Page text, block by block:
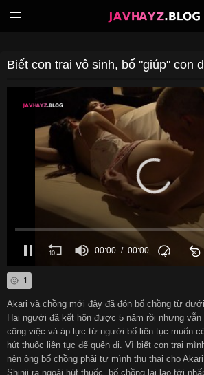
Tiếng Việt
中文（简体）
日本語
Melayu
Deutsch
Indonesia
Português
हिन्दी
Biết con trai vô sinh, bố "giúp" con
00:00 00:00
1
Akari và chồng mới đây đã đón bố chồng từ
Hai người đã kết hôn được 5 năm rồi nhưng
công việc và áp lực từ người bố liên tục muốn
hút thuốc liên tục để quên đi. Vì biết con trai
nên ông bố chồng phải tự mình thụ thai cho
Shinji ra ngoài hút thuốc, bố chồng lại lao tới